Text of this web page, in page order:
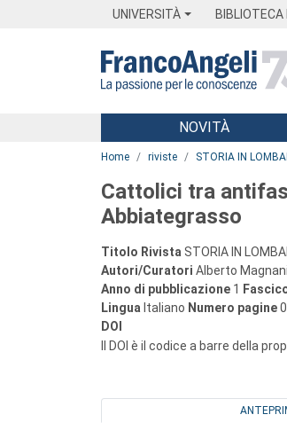
UNIVERSITÀ BIBLIOTECA
Menu
NOVITÀ
Home riviste STORIA IN
Cattolici tra
Abbiategrasso
Titolo Rivista STORIA IN
Autori/Curatori Alberto Magnani
Anno di pubblicazione 1
Lingua Italiano Numero pagine0
DOI
Il DOI è il codice a barre della